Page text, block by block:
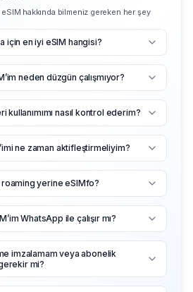
hakkında bilmeniz gereken her şey
için en iyi eSIM hangisi?
neden düzgün çalışmıyor?
kullanımımı nasıl kontrol ederim?
ne zaman aktifleştirmeliyim?
yerine eSIMfo?
WhatsApp ile çalışır mı?
imzalamam veya abonelik
mi?